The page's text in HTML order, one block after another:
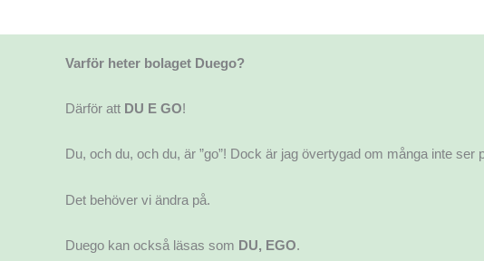
Varför heter bolaget Duego?
Därför att DU E GO!
Du, och du, och du, är ”go”! Dock är jag övertygad om många inte ser
Det behöver vi ändra på.
Duego kan också läsas som DU, EGO.